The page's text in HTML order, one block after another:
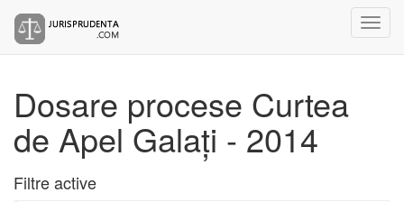
Dosare procese Curtea
de Apel Galați - 2014
Filtre active